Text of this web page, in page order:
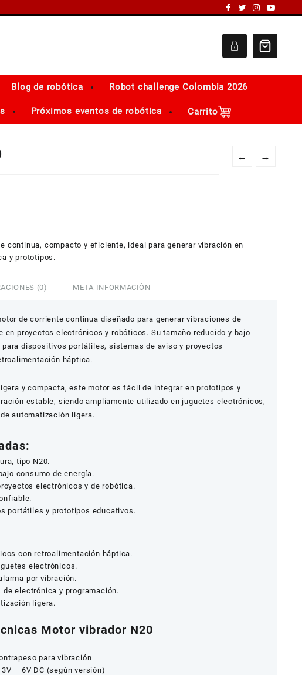
Blog de robótica Robot challenge Colombia 2026
Próximos eventos de robótica Carrito
← →
continua, compacto y eficiente, ideal para generar vibración en
y prototipos.
(0) META INFORMACIÓN
de corriente continua diseñado para generar vibraciones de
en proyectos electrónicos y robóticos. Su tamaño reducido y bajo
dispositivos portátiles, sistemas de aviso y proyectos
háptica.
y compacta, este motor es fácil de integrar en prototipos y
estable, siendo ampliamente utilizado en juguetes electrónicos,
automatización ligera.
tipo N20.
consumo de energía.
electrónicos y de robótica.
portátiles y prototipos educativos.
con retroalimentación háptica.
electrónicos.
por vibración.
electrónica y programación.
ligera.
Motor vibrador N20
para vibración
– 6V DC (según versión)